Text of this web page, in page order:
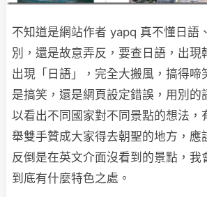
不知道是網站作者 yapq 真不懂日語
別，還是故意弄反，要查日語，出現
出現「日語」，完全大搬風，搞得啼
是搞笑，還是網頁設定錯誤，用別的
以看出不同國家對不同景點的想法，
舉雙手贊成大家得去朝聖的地方，應
反倒是在英文介面沒看到的景點，我
到底有什麼特色之處。